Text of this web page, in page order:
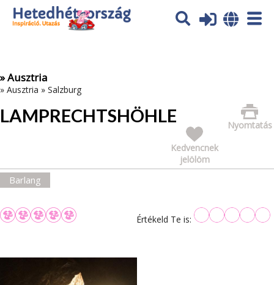
Az oldal sütiket (cookies) használ. További tájékoztatás itt:
Adatvédelmi tájékoztató
» Ausztria
» Ausztria » Salzburg
LAMPRECHTSHÖHLE
Nyomtatás
Kedvencnek
jelölöm
Barlang
Értékeld Te is: